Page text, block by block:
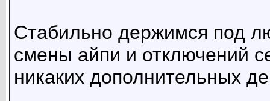
Стабильно держимся под
смены айпи и отключений
никаких дополнительных